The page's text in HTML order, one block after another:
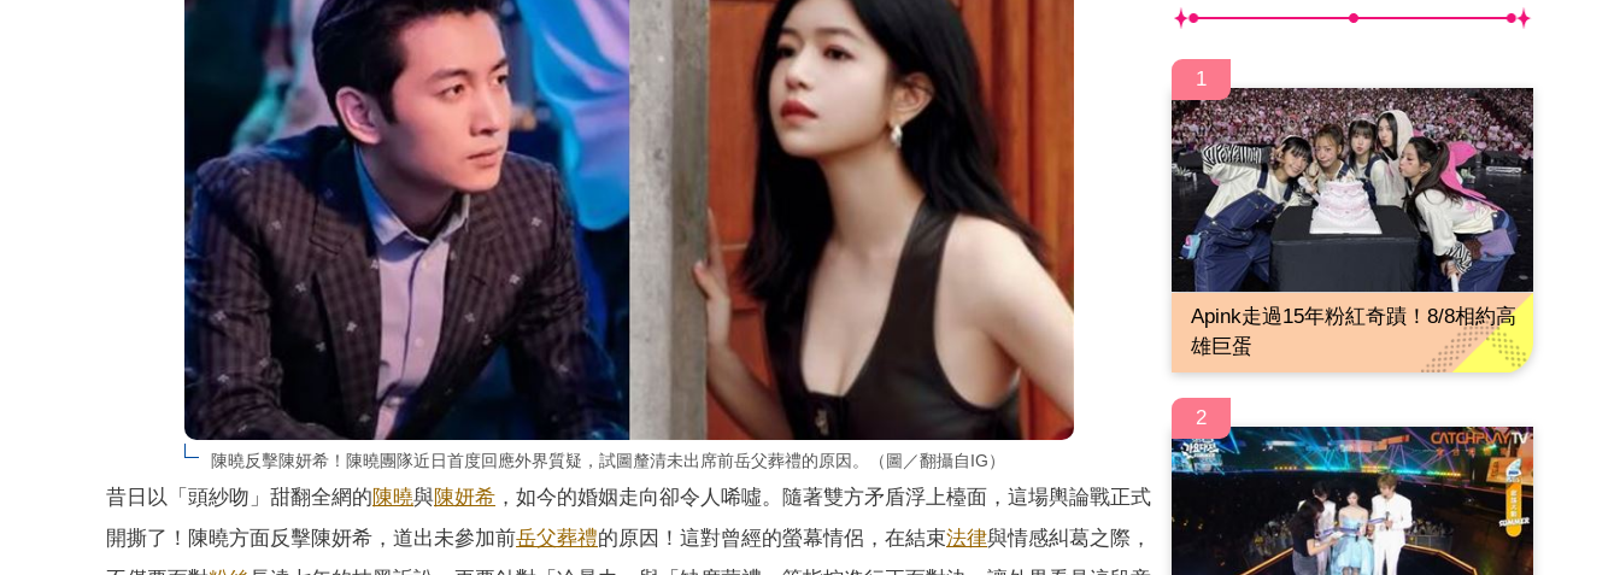
陳曉反擊陳妍希！陳曉團隊近日首度回應外界質疑，試圖釐清未出席前岳父葬禮的原因。（圖／翻攝自IG）
昔日以「頭紗吻」甜翻全網的陳曉與陳妍希 ，如今的婚姻走向卻令人唏噓。隨著雙方矛盾浮上檯面，這場輿論戰正式
開撕了！陳曉方面反擊陳妍希，道出未參加前岳父葬禮的原因！這對曾經的螢幕情侶，在結束法律與情感糾葛之際，
1
Apink走過15年粉紅奇蹟！8/8相約高
雄巨蛋
2